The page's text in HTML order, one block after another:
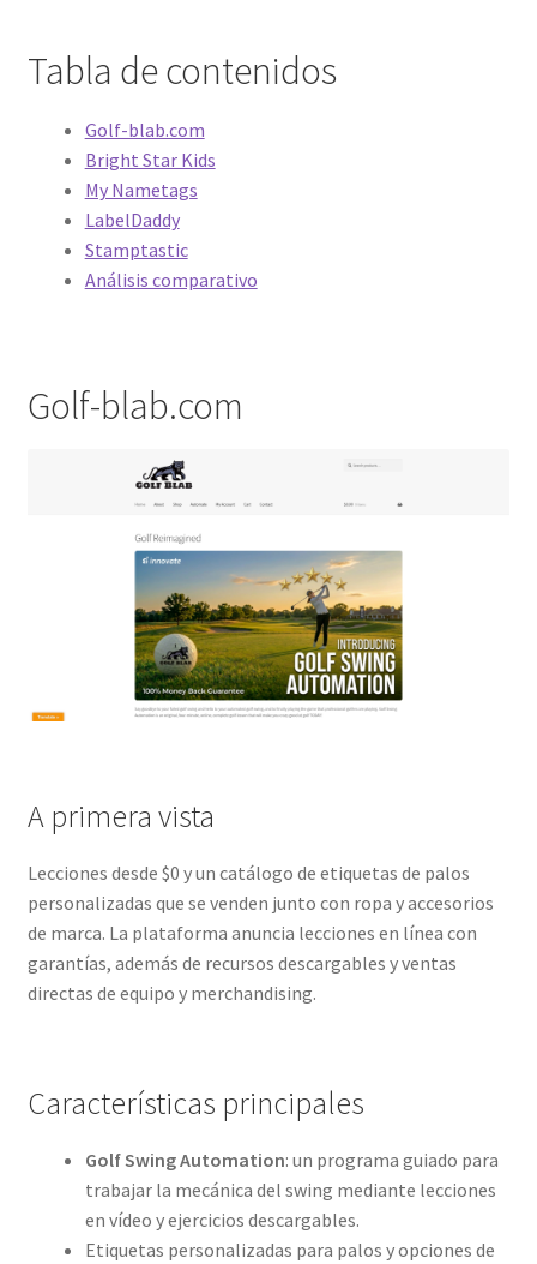
Tabla de contenidos
Golf-blab.com
Bright Star Kids
My Nametags
LabelDaddy
Stamptastic
Análisis comparativo
Golf-blab.com
A primera vista
Lecciones desde $0 y un catálogo de etiquetas de palos
personalizadas que se venden junto con ropa y accesorios
de marca. La plataforma anuncia lecciones en línea con
garantías, además de recursos descargables y ventas
directas de equipo y merchandising.
Características principales
Golf Swing Automation: un programa guiado para
trabajar la mecánica del swing mediante lecciones
en vídeo y ejercicios descargables.
Etiquetas personalizadas para palos y opciones de